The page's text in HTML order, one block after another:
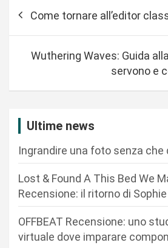
Come tornare all’editor
Wuthering Waves: Guida
servono e
Ultime news
Ingrandire una foto senza
Lost & Found A This Bed We
Recensione: il ritorno di
OFFBEAT Recensione: uno
virtuale dove imparare